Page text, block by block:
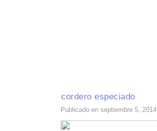
cordero especiado
Publicado en septiembre 5, 2014